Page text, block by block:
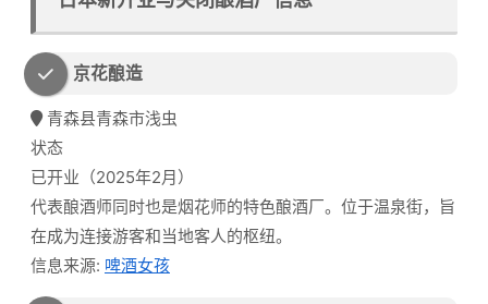
京花酿造
青森县青森市浅虫
状态
已开业（2025年2月）
代表酿酒师同时也是烟花师的特色酿酒厂。位于温泉街，旨
在成为连接游客和当地客人的枢纽。
信息来源: 啤酒女孩